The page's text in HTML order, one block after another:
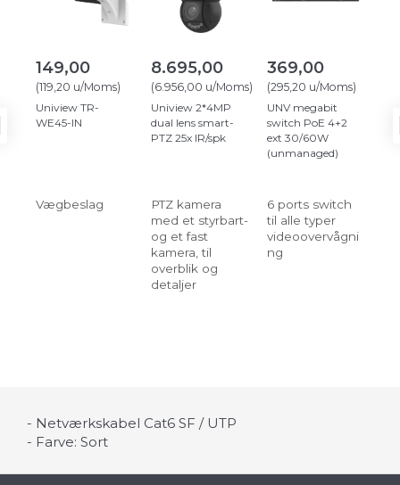
149,00
(119,20 u/Moms)
Uniview TR-
WE45-IN
Vægbeslag
8.695,00
(6.956,00 u/Moms)
Uniview 2*4MP
dual lens smart-
PTZ 25x IR/spk
PTZ kamera
med et styrbart-
og et fast
kamera, til
overblik og
detaljer
369,00
(295,20 u/Moms)
UNV megabit
switch PoE 4+2
ext 30/60W
(unmanaged)
6 ports switch
til alle typer
videoovervågni
ng
- Netværkskabel Cat6 SF / UTP
- Farve: Sort